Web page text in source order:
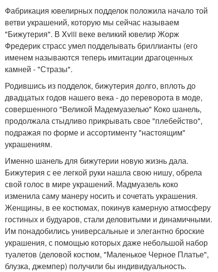
Фабрикация ювелирных подделок положила начало той
ветви украшений, которую мы сейчас называем
"Бижутерия". В Xviii веке великий ювелир Жорж
Фредерик страсс умел подделывать бриллианты (его
именем называются теперь имитации драгоценных
камней - "Стразы".
Родившись из подделок, бижутерия долго, вплоть до
двадцатых годов нашего века - до переворота в моде,
совершенного "Великой Мадемуазелью" Коко шанель,
продолжала стыдливо прикрывать свое "плебейство",
подражая по форме и ассортименту "настоящим"
украшениям.
Именно шанель для бижутерии новую жизнь дала.
Бижутерия с ее легкой руки нашла свою нишу, обрела
свой голос в мире украшений. Мадмуазель коко
изменила саму манеру носить и сочетать украшения.
Женщины, в ее костюмах, покинув камерную атмосферу
гостиных и будуаров, стали деловитыми и динамичными.
Им понадобились универсальные и элегантно броские
украшения, с помощью которых даже небольшой набор
туалетов (деловой костюм, "Маленькое Черное Платье",
блузка, джемпер) получили бы индивидуальность.